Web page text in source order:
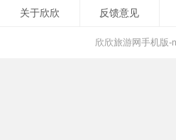
关于欣欣 反馈意见
欣欣旅游网手机版-